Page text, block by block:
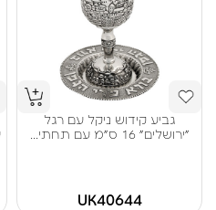
גביע קידוש ניקל עם רגל
"ירושלים" 16 ס"מ עם תחתי...
UK40644